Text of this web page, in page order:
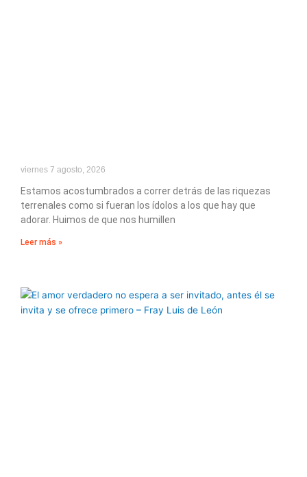
viernes 7 agosto, 2026
Estamos acostumbrados a correr detrás de las riquezas
terrenales como si fueran los ídolos a los que hay que
adorar. Huimos de que nos humillen
Leer más »